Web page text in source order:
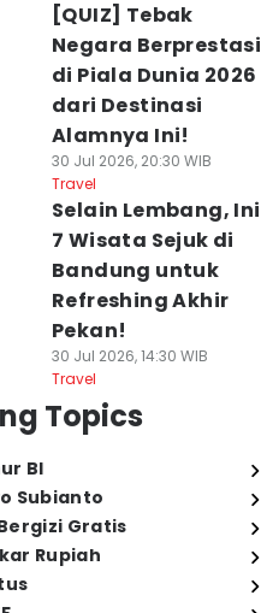
[QUIZ] Tebak
Negara Berprestasi
di Piala Dunia 2026
dari Destinasi
Alamnya Ini!
30 Jul 2026, 20:30 WIB
Travel
Selain Lembang, Ini
7 Wisata Sejuk di
Bandung untuk
Refreshing Akhir
Pekan!
30 Jul 2026, 14:30 WIB
Travel
Topics
BI
Subianto
Gratis
Rupiah